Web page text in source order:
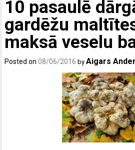
10 pasaulē
gardēžu
maksā veselu
Posted on08/06/2016 byAigars